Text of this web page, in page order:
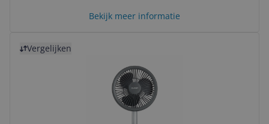
Bekijk meer informatie
Vergelijken